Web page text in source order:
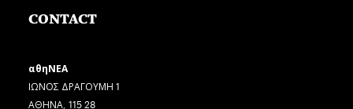
CONTACT
αθηΝΕΑ
ΙΩΝΟΣ ΔΡΑΓΟΥΜΗ 1
ΑΘΗΝΑ, 115 28